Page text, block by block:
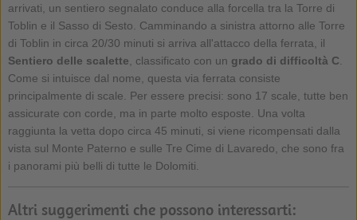
arrivati, un sentiero segnalato conduce alla forcella tra la Torre di
Toblin e il Sasso di Sesto. Camminando a sinistra attorno alle Torre
di Toblin in circa 20/30 minuti si arriva all'attacco della ferrata, il
Sentiero delle scalette , classificato con un grado di difficoltà C
Come si intuisce dal nome, questa via ferrata consiste
principalmente di scale. Per essere precisi: sono 17 scale, tutte ben
assicurate con corde, ma in parte molto esposte. Una volta
raggiunta la vetta dopo circa 45 minuti, si viene ricompensati dalla
vista sul Monte Paterno e sulle Tre Cime di Lavaredo, che sono fra
i panorami più belli di tutte le Dolomiti.
Altri suggerimenti che possono interessarti: